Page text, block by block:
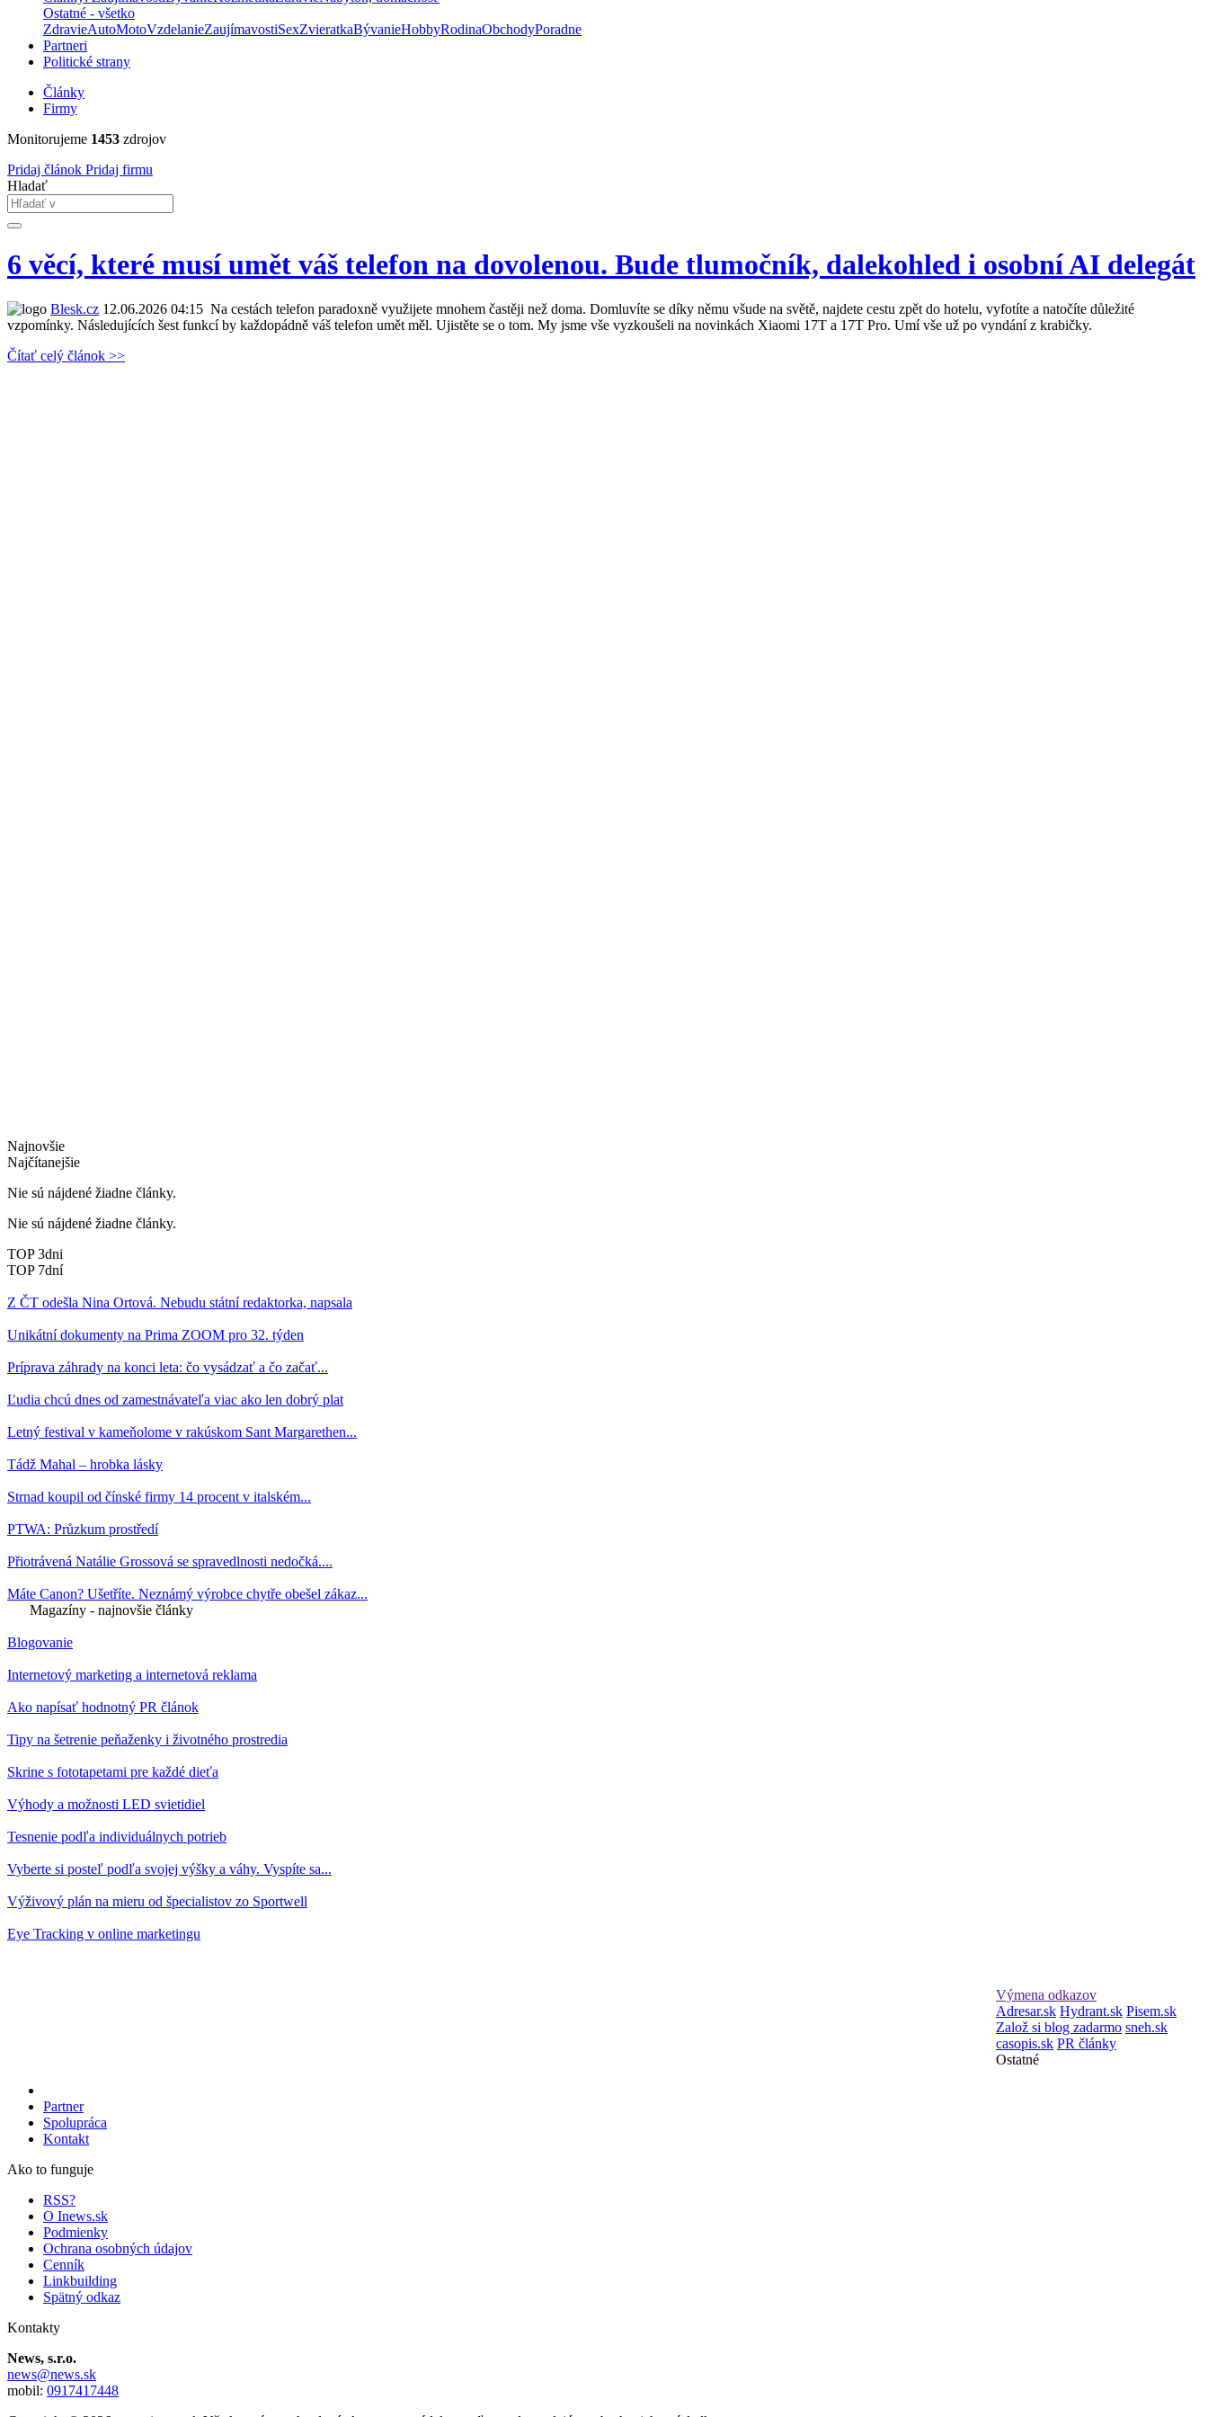
Ostatné - všetko
ZdravieAutoMotoVzdelanieZaujímavostiSexZvieratkaBývanieHobbyRodinaObchodyPoradne
Partneri
Politické strany
Články
Firmy
Monitorujeme 1453 zdrojov
Pridaj článok Pridaj firmu
Hladať
6 věcí, které musí umět váš telefon na dovolenou. Bude tlumočník, dalekohled i osobní AI delegát
Blesk.cz 12.06.2026 04:15 Na cestách telefon paradoxně využijete mnohem častěji než doma. Domluvíte se díky němu všude na světě, najdete cestu zpět do hotelu, vyfotíte a natočíte důležité
vzpomínky. Následujících šest funkcí by každopádně váš telefon umět měl. Ujistěte se o tom. My jsme vše vyzkoušeli na novinkách Xiaomi 17T a 17T Pro. Umí vše už po vyndání z krabičky.
Čítať celý článok >>
Najnovšie
Najčítanejšie
Nie sú nájdené žiadne články.
Nie sú nájdené žiadne články.
TOP 3dni
TOP 7dní
Z ČT odešla Nina Ortová. Nebudu státní redaktorka, napsala
Unikátní dokumenty na Prima ZOOM pro 32. týden
Príprava záhrady na konci leta: čo vysádzať a čo začať...
Ľudia chcú dnes od zamestnávateľa viac ako len dobrý plat
Letný festival v kameňolome v rakúskom Sant Margarethen...
Tádž Mahal – hrobka lásky
Strnad koupil od čínské firmy 14 procent v italském...
PTWA: Průzkum prostředí
Přiotrávená Natálie Grossová se spravedlnosti nedočká....
Máte Canon? Ušetříte. Neznámý výrobce chytře obešel zákaz...
Magazíny - najnovšie články
Blogovanie
Internetový marketing a internetová reklama
Ako napísať hodnotný PR článok
Tipy na šetrenie peňaženky i životného prostredia
Skrine s fototapetami pre každé dieťa
Výhody a možnosti LED svietidiel
Tesnenie podľa individuálnych potrieb
Vyberte si posteľ podľa svojej výšky a váhy. Vyspíte sa...
Výživový plán na mieru od špecialistov zo Sportwell
Eye Tracking v online marketingu
Výmena odkazov
Adresar.sk Hydrant.sk Pisem.sk
Založ si blog zadarmo sneh.sk
casopis.sk PR články
Ostatné
Partner
Spolupráca
Kontakt
Ako to funguje
RSS?
O Inews.sk
Podmienky
Ochrana osobných údajov
Cenník
Linkbuilding
Spätný odkaz
Kontakty
News, s.r.o.
news@news.sk
mobil: 0917417448